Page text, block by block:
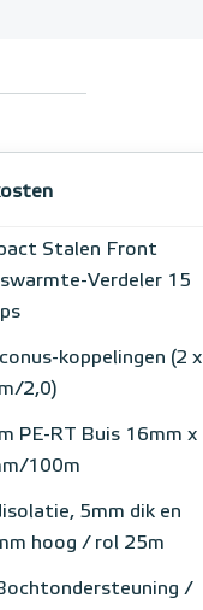
Stalen Front
Verdeler 15
koppelingen (2 x
2,0)
PE-RT Buis 16mm x
100m
5mm dik en
hoog / rol 25m
/